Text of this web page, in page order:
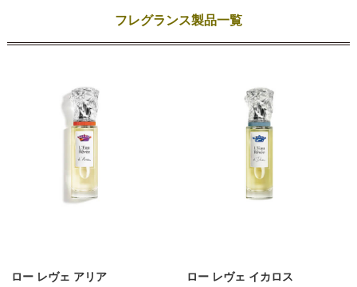
フレグランス製品一覧
ロー レヴェ アリア ロー レヴェ イカロス